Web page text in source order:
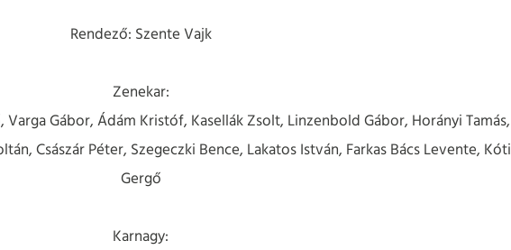
Rendező: Szente Vajk
Zenekar:
Gábor, Ádám Kristóf, Kasellák Zsolt, Linzenbold Gábor, Horányi Tamás,
Császár Péter, Szegeczki Bence, Lakatos István, Farkas Bács Levente, Kóti
Gergő
Karnagy: